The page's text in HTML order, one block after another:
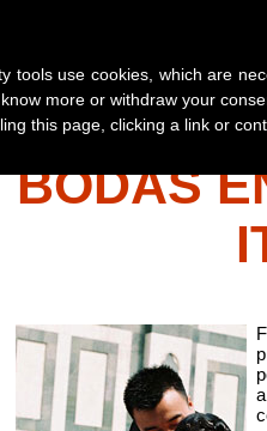
BUSCA LAS
BODAS
tools use cookies, which are
more or withdraw your
this page, clicking a link or